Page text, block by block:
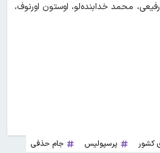
محمد خدابنده‌لو، اوستون اورنوف،
کشور پرسپولیس
جام حذفی